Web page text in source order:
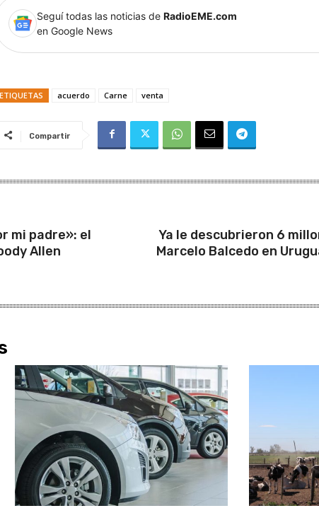
Seguí todas las noticias de RadioEME.com
en Google News
ETIQUETAS acuerdo Carne venta
Compartir
mi padre»: el
Allen
Ya le descubrieron 6
Marcelo Balcedo en